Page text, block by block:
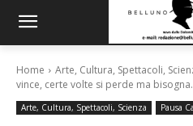
Home Arte, Cultura, Spettacoli,
vince, certe volte si perde ma
Arte, Cultura, Spettacoli, Scienza Pausa